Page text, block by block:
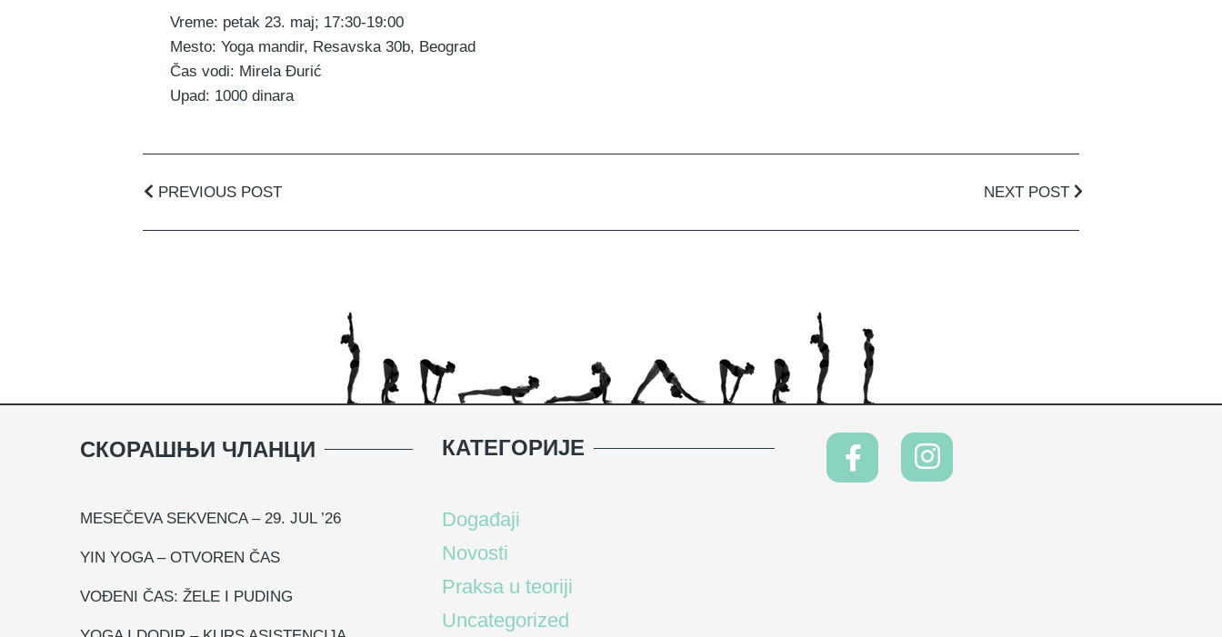
Vreme: petak 23. maj; 17:30-19:00
Mesto: Yoga mandir, Resavska 30b, Beograd
Čas vodi: Mirela Đurić
Upad: 1000 dinara
PREVIOUS POST NEXT POST
СКОРАШЊИ ЧЛАНЦИ
MESEČEVA SEKVENCA – 29. JUL ’26
YIN YOGA – OTVOREN ČAS
VOĐENI ČAS: ŽELE I PUDING
КАТЕГОРИЈЕ
Događaji
Novosti
Praksa u teoriji
Uncategorized